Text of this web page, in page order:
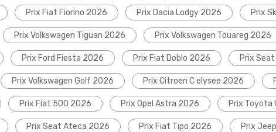
Prix Fiat Fiorino 2026 Prix Dacia Lodgy 2026 Prix
Prix Volkswagen Tiguan 2026 Prix Volkswagen Touareg 2026
Prix Ford Fiesta 2026 Prix Fiat Doblo 2026 Prix
Prix Volkswagen Golf 2026 Prix Citroen C elysee 2026
Prix Fiat 500 2026 Prix Opel Astra 2026 Prix Toyota
Prix Seat Ateca 2026 Prix Fiat Tipo 2026 Prix